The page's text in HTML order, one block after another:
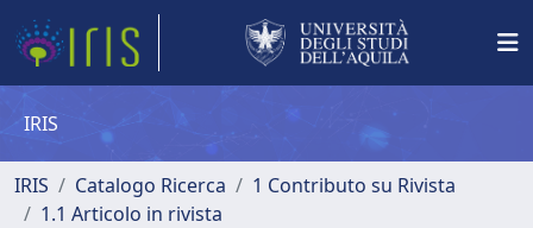
IRIS
IRIS Catalogo Ricerca
1 Contributo su Rivista
1.1 Articolo in rivista